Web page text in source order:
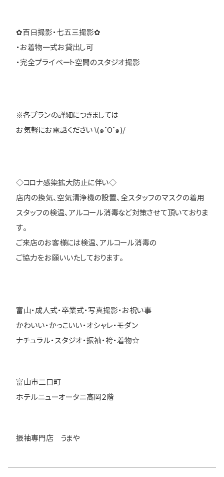
✿百日撮影・七五三撮影✿
・お着物一式お貸出し可
・完全プライベート空間のスタジオ撮影
※各プランの詳細につきましては
お気軽にお電話ください \(๑ˆOˆ๑)/
◇コロナ感染拡大防止に伴い◇
店内の換気、空気清浄機の設置、全スタッフのマスクの着用
スタッフの検温、アルコール消毒など対策させて頂いておりま
す。
ご来店のお客様には検温、アルコール消毒の
ご協力をお願いいたしております。
富山・成人式・卒業式・写真撮影・お祝い事
かわいい・かっこいい・オシャレ・モダン
ナチュラル・スタジオ・振袖・袴・着物☆
富山市二口町
ホテルニューオータニ高岡２階
振袖専門店 うまや